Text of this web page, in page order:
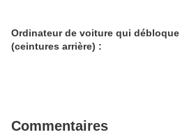
Ordinateur de voiture qui débloque
(ceintures arrière) :
Commentaires